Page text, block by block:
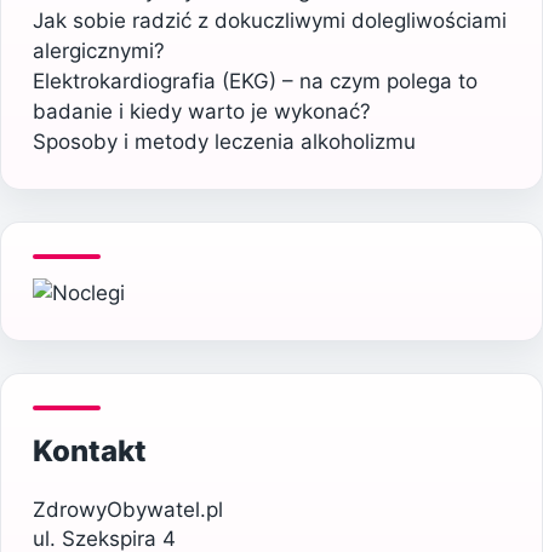
Jak sobie radzić z dokuczliwymi dolegliwościami
alergicznymi?
Elektrokardiografia (EKG) – na czym polega to
badanie i kiedy warto je wykonać?
Sposoby i metody leczenia alkoholizmu
Kontakt
ZdrowyObywatel.pl
ul. Szekspira 4